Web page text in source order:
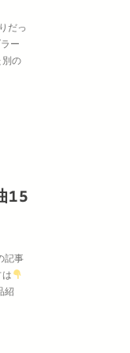
だっ
ー
の
15
記事
紹